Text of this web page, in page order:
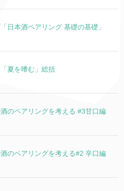
日本酒ペアリング 基礎の基礎」
夏を嗜む」総括
のペアリングを考える #3甘口編
のペアリングを考える#2 辛口編